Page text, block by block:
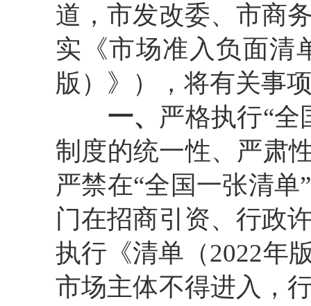
道，市发改委、市商
实《市场准入负面清
版）》），将有关事
一、 严格执行“全
制度的统一性、严肃
严禁在“全国一张清单”
门在招商引资、行政
执行《清单（2022年
市场主体不得进入，